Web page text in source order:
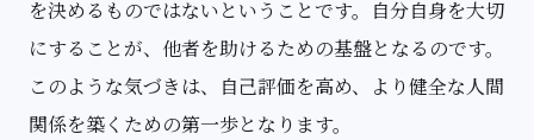
を決めるものではないということです。自分自身を大切
にすることが、他者を助けるための基盤となるのです。
このような気づきは、自己評価を高め、より健全な人間
関係を築くための第一歩となります。